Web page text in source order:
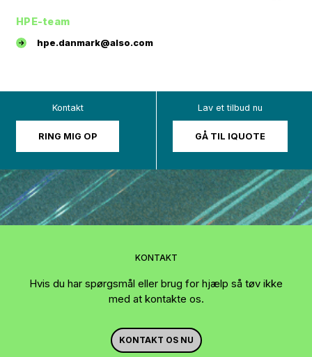
HPE-team
hpe.danmark@also.com
Kontakt
RING MIG OP
Lav et tilbud nu
GÅ TIL IQUOTE
KONTAKT
Hvis du har spørgsmål eller brug for hjælp så tøv ikke
med at kontakte os.
KONTAKT OS NU